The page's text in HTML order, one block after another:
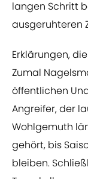
langen Schritt
ausgeruhteren
Erklärungen,
Zumal
öffentlichen
Angreifer, der
Wohlgemuth
gehört, bis
bleiben.